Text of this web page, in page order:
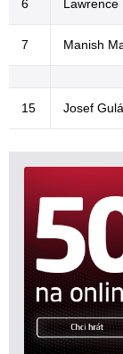
6
7 Manish
15 Josef